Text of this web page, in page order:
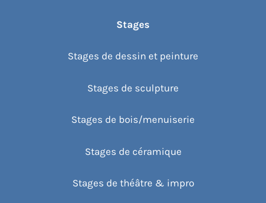
Stages
Stages de dessin et peinture
Stages de sculpture
Stages de bois/menuiserie
Stages de céramique
Stages de théâtre & impro